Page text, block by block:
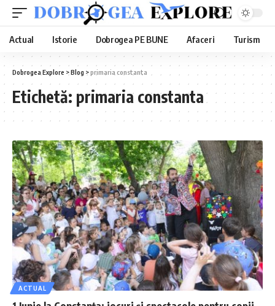
Actual Istorie Dobrogea PE BUNE Afaceri Turism
Dobrogea Explore >Blog >primaria constanta
Etichetă: primaria constanta
ACTUAL